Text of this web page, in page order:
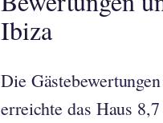
Ibiza
Die
erreichte das Haus